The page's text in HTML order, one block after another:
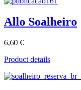
Allo Soalheiro
6,60 €
Product details